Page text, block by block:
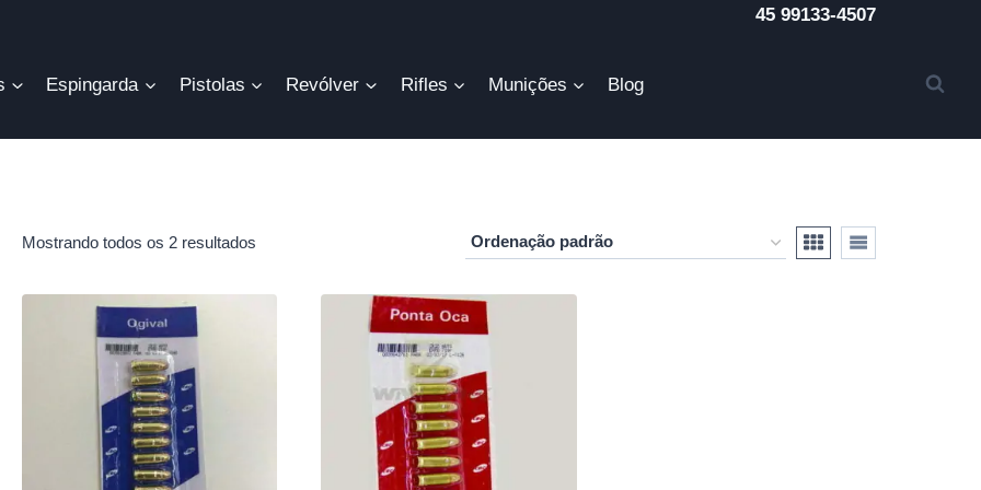
45 99133-4507
Espingarda Pistolas Revólver Rifles Munições Blog
Mostrando todos os 2 resultados